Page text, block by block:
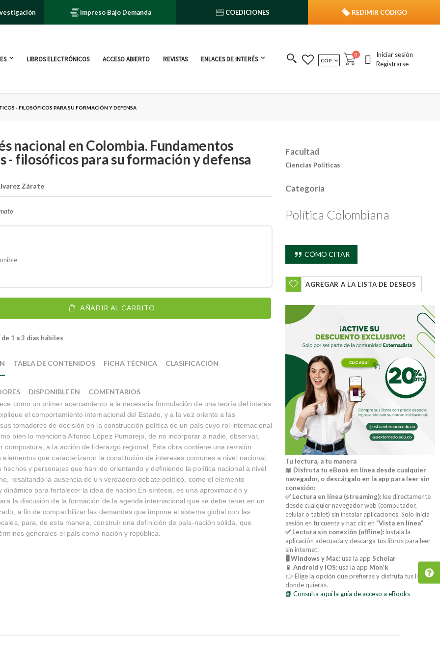
Impreso Bajo Demanda COEDICIONES REDIMIR CÓDIGO
LIBROS ELECTRÓNICOS ACCESO ABIERTO REVISTAS ENLACES DE INTERÉS MONEDA
COP Cart
0 publicacionesIniciar sesión
Registrarse
- FILOSÓFICOS PARA SU FORMACIÓN Y DEFENSA
nacional en Colombia. Fundamentos
- filosóficos para su formación y defensa
Zárate
AÑADIR AL CARRITO
1 a 3 días hábiles
como un primer acercamiento a la necesaria formulación de una teoría del interés
el comportamiento internacional del Estado, y a la vez oriente a las
tomadores de decisión en la construcción política de un país cuyo rol internacional
bien lo menciona Alfonso López Pumarejo, de no incorporar a nadie, observar,
compostura, a la acción de liderazgo regional. Esta obra contiene una revisión
elementos que caracterizaron la constitución de intereses comunes a nivel nacional,
hechos y personajes que han ido orientando y definiendo la política nacional a nivel
resaltando la ausencia de un verdadero debate político, como el elemento
dinámico para fortalecer la idea de nación.En síntesis, es una aproximación y
la discusión de la formación de la agenda internacional que se debe tener en un
a fin de compatibilizar las demandas que impone el sistema global con las
para, de esta manera, construir una definición de país-nación sólida, que
generales el país como nación y república.
TABLA DE CONTENIDOS FICHA TÉCNICA CLASIFICACIÓN
DISPONIBLE EN COMENTARIOS
Facultad
Ciencias Políticas
Categoría
Política Colombiana
CÓMO CITAR
AGREGAR A LA LISTA DE DESEOS
Tu lectura, a tu manera
📖 Disfruta tu eBook en línea desde cualquier
navegador, o descárgalo en la app para leer sin
conexión:
✅ Lectura en línea (streaming):lee directamente
desde cualquier navegador web (computador,
celular o tablet) sin instalar aplicaciones. Solo inicia
sesión en tu cuenta y haz clic en “Vista en línea”.
✅ Lectura sin conexión (offline):instala la
aplicación adecuada y descarga tus libros para leer
sin internet:
🖥️ Windows y Mac:usa la app Scholar
📱 Android y iOS:usa la app Mon’k
👉 Elige la opción que prefieras y disfruta tus libros
donde quieras.
📘 Consulta aquí la guía de acceso a eBooks